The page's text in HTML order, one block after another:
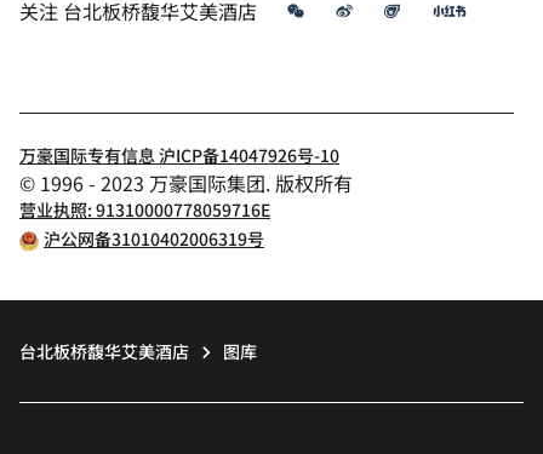
关注 台北板桥馥华艾美酒店 微信 微博 飞猪 小红书
万豪国际专有信息 沪ICP备14047926号-10
© 1996 - 2023 万豪国际集团. 版权所有
营业执照: 91310000778059716E
沪公网备31010402006319号
台北板桥馥华艾美酒店 图库